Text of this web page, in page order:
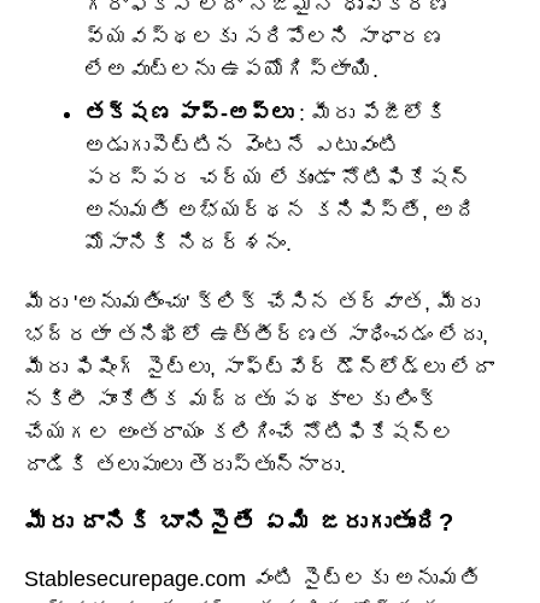
గ్రాఫిక్స్ లేదా నిజమైన ధృవీకరణ
వ్యవస్థలకు సరిపోలని సాధారణ
లేఅవుట్‌లను ఉపయోగిస్తాయి.
తక్షణ పాప్-అప్‌లు: మీరు పేజీలోకి
అడుగుపెట్టిన వెంటనే ఎటువంటి
పరస్పర చర్య లేకుండా నోటిఫికేషన్
అనుమతి అభ్యర్థన కనిపిస్తే, అది
మోసానికి నిదర్శనం.
మీరు 'అనుమతించు' క్లిక్ చేసిన తర్వాత, మీరు
భద్రతా తనిఖీలో ఉత్తీర్ణత సాధించడం లేదు,
మీరు ఫిషింగ్ సైట్‌లు, సాఫ్ట్‌వేర్ డౌన్‌లోడ్‌లు లేదా
నకిలీ సాంకేతిక మద్దతు పథకాలకు లింక్
చేయగల అంతరాయం కలిగించే నోటిఫికేషన్‌ల
దాడికి తలుపులు తెరుస్తున్నారు.
మీరు దానికి బానిసైతే ఏమి జరుగుతుంది?
Stablesecurepage.com వంటి సైట్‌లకు అనుమతి